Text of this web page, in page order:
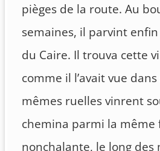
pièges de la route. Au
semaines, il parvint
du Caire. Il trouva cette
comme il l’avait vue
mêmes ruelles vinrent
chemina parmi la même
nonchalante, le long des